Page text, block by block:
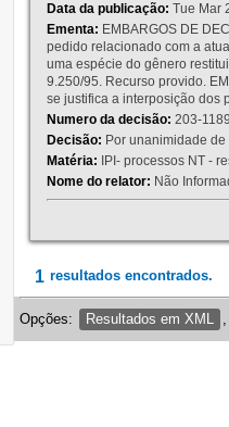
Data da publicação: Tue Mar
Ementa: EMBARGOS DE
pedido relacionado com a
uma espécie do gênero
9.250/95. Recurso provido.
se justifica a interposição dos
Numero da decisão: 203-
Decisão: Por unanimidade
Matéria: IPI- processos NT -
Nome do relator: Não
1 resultados encontrados.
Opções: Resultados em XML